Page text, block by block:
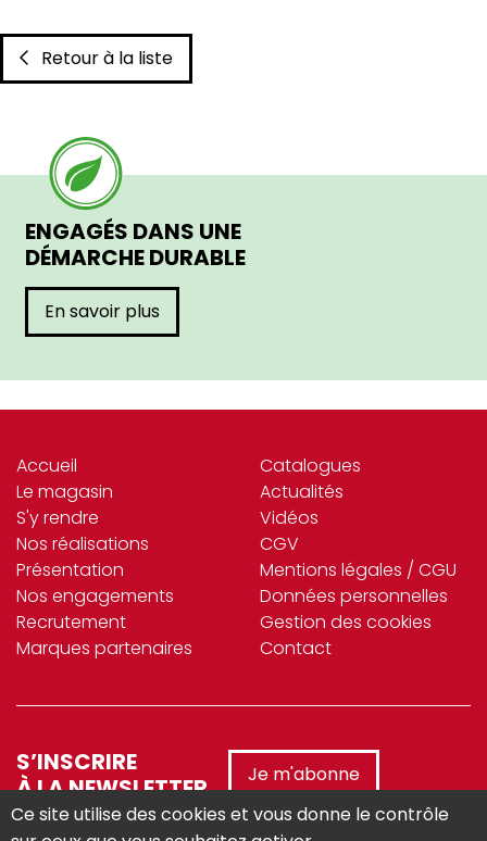
Retour à la liste
ENGAGÉS DANS UNE
DÉMARCHE DURABLE
En savoir plus
Accueil
Le magasin
S'y rendre
Nos réalisations
Présentation
Nos engagements
Recrutement
Marques partenaires
Catalogues
Actualités
Vidéos
CGV
Mentions légales / CGU
Données personnelles
Gestion des cookies
Contact
S’INSCRIRE
À LA NEWSLETTER
Je m'abonne
Ce site utilise des cookies et vous donne le contrôle